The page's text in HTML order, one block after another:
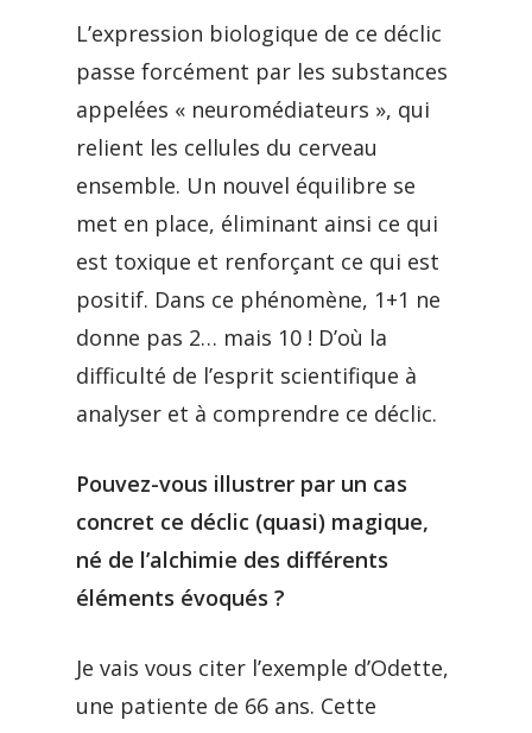
L’expression biologique de ce déclic
passe forcément par les substances
appelées « neuromédiateurs », qui
relient les cellules du cerveau
ensemble. Un nouvel équilibre se
met en place, éliminant ainsi ce qui
est toxique et renforçant ce qui est
positif. Dans ce phénomène, 1+1 ne
donne pas 2… mais 10 ! D’où la
difficulté de l’esprit scientifique à
analyser et à comprendre ce déclic.
Pouvez-vous illustrer par un cas
concret ce déclic (quasi) magique,
né de l’alchimie des différents
éléments évoqués ?
Je vais vous citer l’exemple d’Odette,
une patiente de 66 ans. Cette